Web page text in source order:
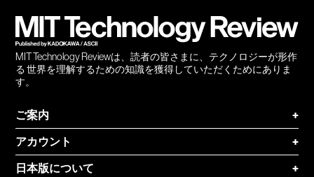
MIT Technology Reviewは、読者の皆さまに、テクノロジーが形作
る 世界を理解するための知識を獲得していただくためにありま
す。
ご案内
+
アカウント
+
日本版について
+